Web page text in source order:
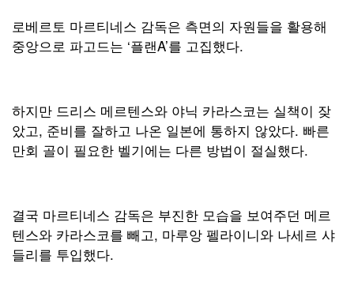
로베르토 마르티네스 감독은 측면의 자원들을 활용해
중앙으로 파고드는 ‘플랜A’를 고집했다.
하지만 드리스 메르텐스와 야닉 카라스코는 실책이 잦
았고, 준비를 잘하고 나온 일본에 통하지 않았다. 빠른
만회 골이 필요한 벨기에는 다른 방법이 절실했다.
결국 마르티네스 감독은 부진한 모습을 보여주던 메르
텐스와 카라스코를 빼고, 마루앙 펠라이니와 나세르 샤
들리를 투입했다.